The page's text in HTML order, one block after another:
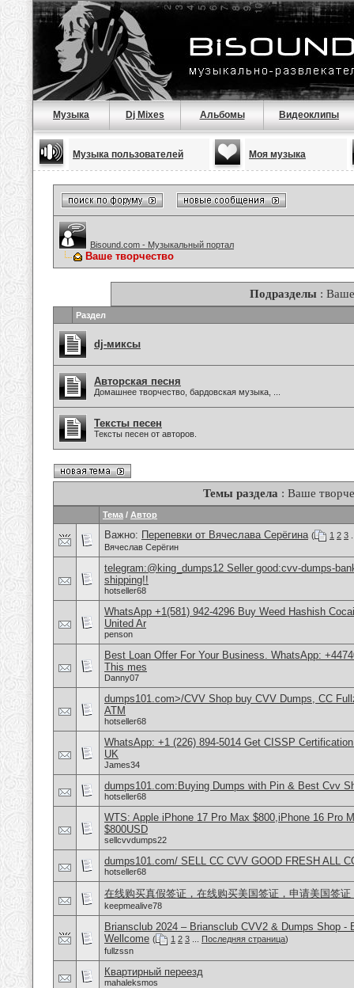
Музыка Dj Mixes Альбомы Видеоклипы
Музыка пользователей Моя музыка
Bisound.com - Музыкальный портал
Ваше творчество
Подразделы :
Раздел
dj-миксы
Авторская песня
Домашнее творчество, бардовская музыка, ...
Тексты песен
Тексты песен от авторов.
Темы раздела : Ваше
Тема / Автор
Важно: Перепевки от Вячеслава Серёгина ( 1 2 3
Вячеслав Серёгин
telegram:@king_dumps12 Seller good:cvv-dumps-
shipping!!
hotseller68
WhatsApp +1(581) 942-4296 Buy Weed Hashish
United Ar
penson
Best Loan Offer For Your Business. WhatsApp:
This mes
Danny07
dumps101.com>/CVV Shop buy CVV Dumps, CC
ATM
hotseller68
WhatsApp: +1 (226) 894-5014​ Get CISSP
UK
James34
dumps101.com:Buying Dumps with Pin & Best Cvv
hotseller68
WTS: Apple iPhone 17 Pro Max $800,iPhone 16 Pro
$800USD
sellcvvdumps22
dumps101.com/ SELL CC CVV GOOD FRESH ALL
hotseller68
在线购买真假签证，在线购买美国签证，申请美国签证
keepmealive78
Briansclub 2024 – Briansclub CVV2 & Dumps Shop -
Wellcome ( 1 2 3 Последняя страница)
fullzssn
Квартирный переезд
mahaleksmos